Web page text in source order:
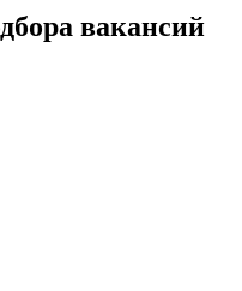
вакансий